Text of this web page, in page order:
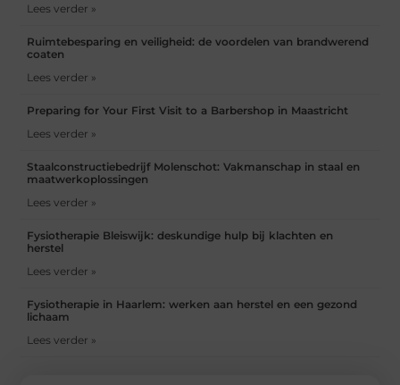
Lees verder »
Ruimtebesparing en veiligheid: de voordelen van brandwerend
coaten
Lees verder »
Preparing for Your First Visit to a Barbershop in Maastricht
Lees verder »
Staalconstructiebedrijf Molenschot: Vakmanschap in staal en
maatwerkoplossingen
Lees verder »
Fysiotherapie Bleiswijk: deskundige hulp bij klachten en
herstel
Lees verder »
Fysiotherapie in Haarlem: werken aan herstel en een gezond
lichaam
Lees verder »